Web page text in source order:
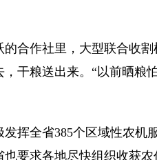
作社里，大型联合收割
干粮送出来。“以前晒粮
全省385个区域性农机
要求各地尽快组织收获农